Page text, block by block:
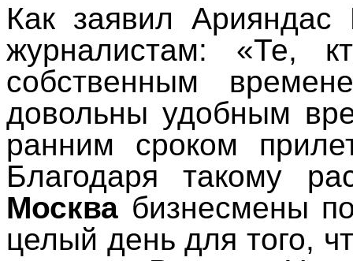
Как заявил
журналистам: «Те,
собственным
довольны удобным
ранним сроком
Благодаря такому
Москва бизнесмены
целый день для того,